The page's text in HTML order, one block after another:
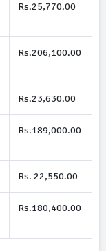
Rs.25,770.00
Rs.206,100.00
Rs.23,630.00
Rs.189,000.00
Rs. 22,550.00
Rs.180,400.00